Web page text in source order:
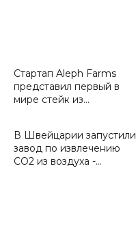
Стартап Aleph Farms
представил первый в
мире стейк из
В Швейцарии запустили
завод по извлечению
CO2 из воздуха -